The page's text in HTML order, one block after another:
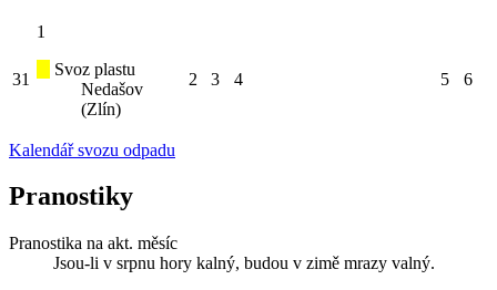
31
1
Svoz plastu
Nedašov
(Zlín)
2 3 4 5 6
Kalendář svozu odpadu
Pranostiky
Pranostika na akt. měsíc
Jsou-li v srpnu hory kalný, budou v zimě mrazy valný.